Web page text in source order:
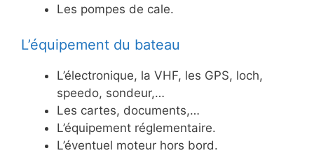
Les pompes de cale.
L’équipement du bateau
L’électronique, la VHF, les GPS, loch,
speedo, sondeur,…
Les cartes, documents,…
L’équipement réglementaire.
L’éventuel moteur hors bord.